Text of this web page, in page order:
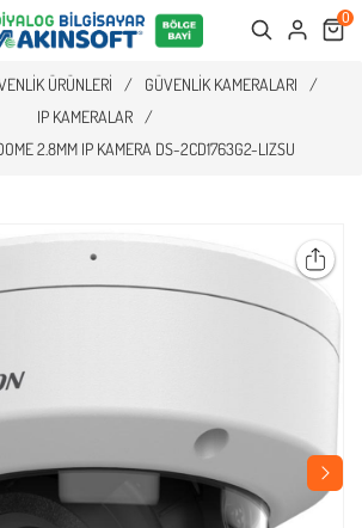
Search Cart
0
ÜRÜNLERI / GÜVENLIK KAMERALARI
/
IP KAMERALAR
/
2.8MM IP KAMERA DS-2CD1763G2-LIZSU